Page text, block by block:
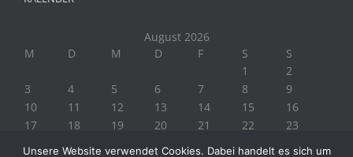
August 2026
M
D M D F S
S
1
2
3
4 5 6 7 8
9
10
11 12 13 14 15
16
17
18 19 20 21 22
23
Unsere Website verwendet Cookies. Dabei handelt es sich um